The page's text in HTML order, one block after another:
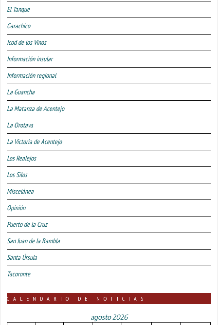
El Tanque
Garachico
Icod de los Vinos
Información insular
Información regional
La Guancha
La Matanza de Acentejo
La Orotava
La Victoria de Acentejo
Los Realejos
Los Silos
Miscelánea
Opinión
Puerto de la Cruz
San Juan de la Rambla
Santa Úrsula
Tacoronte
CALENDARIO DE NOTICIAS
agosto 2026